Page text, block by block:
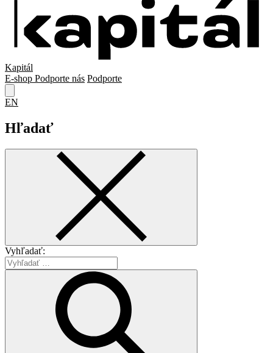
Kapitál
E-shop Podporte nás Podporte
EN
Hľadať
Vyhľadať: